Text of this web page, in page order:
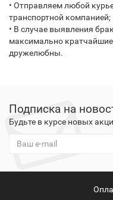
• Отправляем любой
транспортной компанией;
• В случае выявления
максимально
дружелюбны.
Подписка на
Будьте в курсе новых